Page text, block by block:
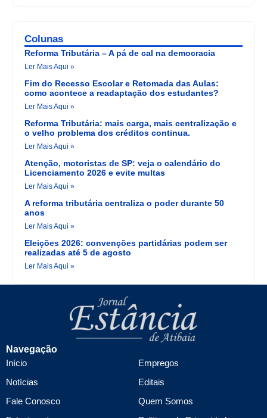
Colunas
Reforma Tributária – A pá de cal na democracia
Ler Mais Aqui »
Fim do Recesso Escolar e Retomada das Aulas:
como acontece a readaptação dos estudantes?
Ler Mais Aqui »
Reforma Tributária: mais carga, mais centralização e
o velho problema dos créditos continua.
Ler Mais Aqui »
Atenção, motoristas de SP: veja o calendário do
Licenciamento 2026 e evite multas
Ler Mais Aqui »
A reforma tributária centraliza o poder durante 50
anos
Ler Mais Aqui »
Eleições 2026: convenções partidárias podem ser
realizadas até 5 de agosto
Ler Mais Aqui »
Navegação
Início
Notícias
Fale Conosco
Empregos
Editais
Quem Somos